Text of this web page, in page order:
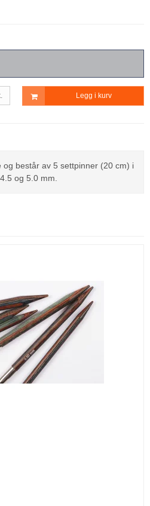
Legg i kurv
består av 5 settpinner (20 cm) i
og 5.0 mm.